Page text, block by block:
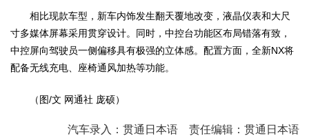
相比现款车型，新车内饰发生翻天覆地改变，液晶仪表和大尺
寸多媒体屏幕采用贯穿设计。同时，中控台功能区布局错落有致，
中控屏向驾驶员一侧偏移具有极强的立体感。配置方面，全新NX将
配备无线充电、座椅通风加热等功能。
（图/文 网通社 庞硕）
汽车录入：贯通日本语 责任编辑：贯通日本语